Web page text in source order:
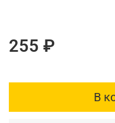
255 ₽
В